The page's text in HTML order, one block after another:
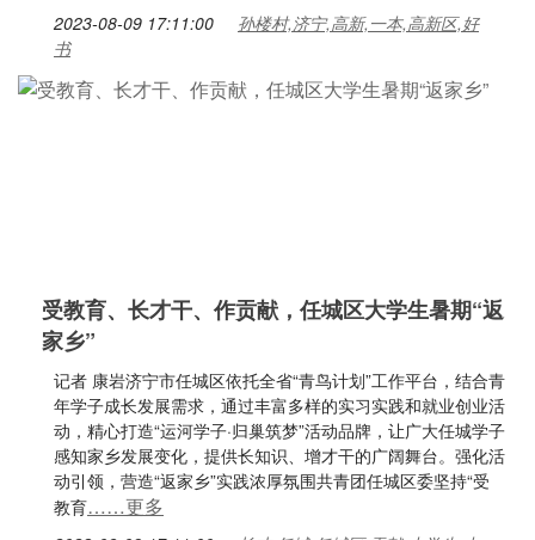
2023-08-09 17:11:00
孙楼村,济宁,高新,一本,高新区,好
书
受教育、长才干、作贡献，任城区大学生暑期“返
家乡”
记者 康岩济宁市任城区依托全省“青鸟计划”工作平台，结合青
年学子成长发展需求，通过丰富多样的实习实践和就业创业活
动，精心打造“运河学子·归巢筑梦”活动品牌，让广大任城学子
感知家乡发展变化，提供长知识、增才干的广阔舞台。强化活
动引领，营造“返家乡”实践浓厚氛围共青团任城区委坚持“受
教育……更多